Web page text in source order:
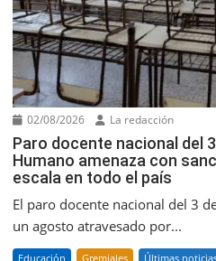
02/08/2026 La redacción
Paro docente nacional del
Humano amenaza con
escala en todo el país
El paro docente nacional del 3
un agosto atravesado por...
Educación Gremiales Últimas